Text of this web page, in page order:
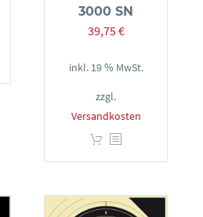
3000 SN
39,75€
inkl. 19 % MwSt.
zzgl.
Versandkosten